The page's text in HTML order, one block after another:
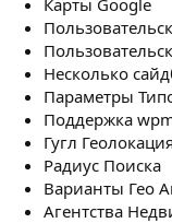
Несколько
Параметры
Поддержка
Гугл
Радиус Поиска
Варианты Гео
Агентства